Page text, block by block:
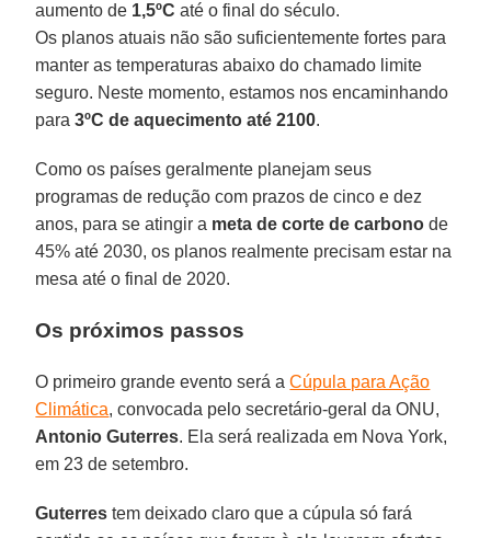
aumento de 1,5ºC até o final do século.
Os planos atuais não são suficientemente fortes para
manter as temperaturas abaixo do chamado limite
seguro. Neste momento, estamos nos encaminhando
para3ºC de aquecimento até 2100.
Como os países geralmente planejam seus
programas de redução com prazos de cinco e dez
anos, para se atingir a meta de corte de carbono de
45% até 2030, os planos realmente precisam estar na
mesa até o final de 2020.
Os próximos passos
O primeiro grande evento será aCúpula para Ação
Climática, convocada pelo secretário-geral da ONU,
Antonio Guterres. Ela será realizada em Nova York,
em 23 de setembro.
Guterres tem deixado claro que a cúpula só fará